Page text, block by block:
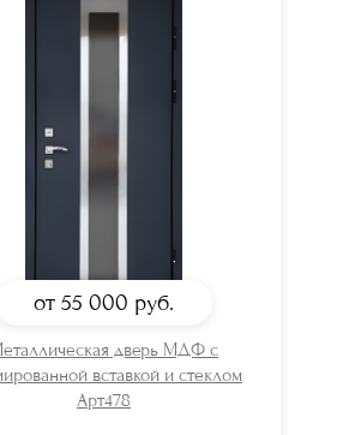
от 55 000 руб.
дверь МДФ с
вставкой и стеклом
Арт478